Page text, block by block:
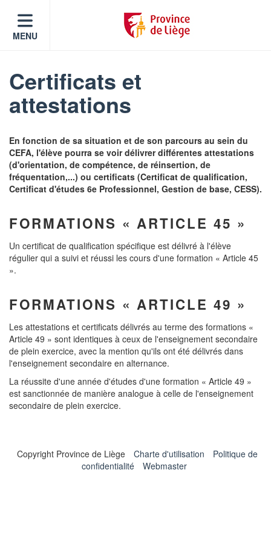
MENU
Certificats et
attestations
En fonction de sa situation et de son parcours au sein du
CEFA, l'élève pourra se voir délivrer différentes attestations
(d'orientation, de compétence, de réinsertion, de
fréquentation,...) ou certificats (Certificat de qualification,
Certificat d'études 6e Professionnel, Gestion de base, CESS).
FORMATIONS « ARTICLE 45 »
Un certificat de qualification spécifique est délivré à l'élève
régulier qui a suivi et réussi les cours d'une formation « Article 45
».
FORMATIONS « ARTICLE 49 »
Les attestations et certificats délivrés au terme des formations «
Article 49 » sont identiques à ceux de l'enseignement secondaire
de plein exercice, avec la mention qu'ils ont été délivrés dans
l'enseignement secondaire en alternance.
La réussite d'une année d'études d'une formation « Article 49 »
est sanctionnée de manière analogue à celle de l'enseignement
secondaire de plein exercice.
Copyright Province de Liège Charte d'utilisation
Politique de
confidentialité
Webmaster